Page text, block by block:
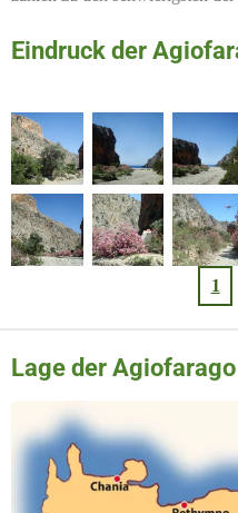
Eindruck der
1
Lage der